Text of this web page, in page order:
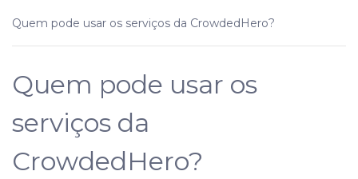
Quem pode usar os serviços da CrowdedHero?
Quem pode usar os
serviços da
CrowdedHero?